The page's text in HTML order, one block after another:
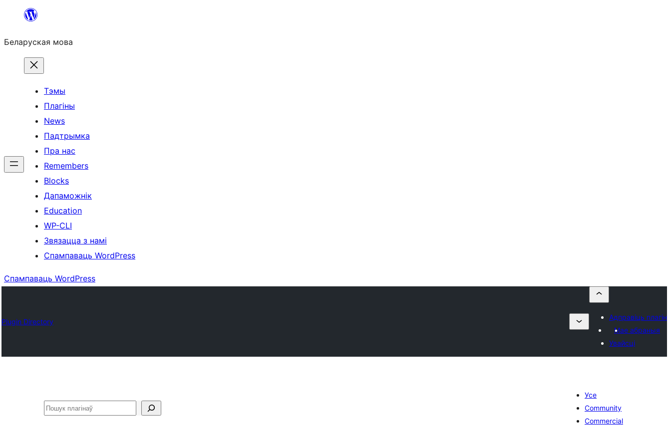
Перайсці
змесціва
Беларуская мова
Тэмы
Плагіны
News
Падтрымка
Пра нас
Remembers
Blocks
Дапаможнік
Education
WP-CLI
Звязацца з намі
Спампаваць WordPress
Спампаваць WordPress
Plugin Directory
Адправіць плагін
Мае абраныя
Увайсці
Пошук
Усе
Community
Commercial